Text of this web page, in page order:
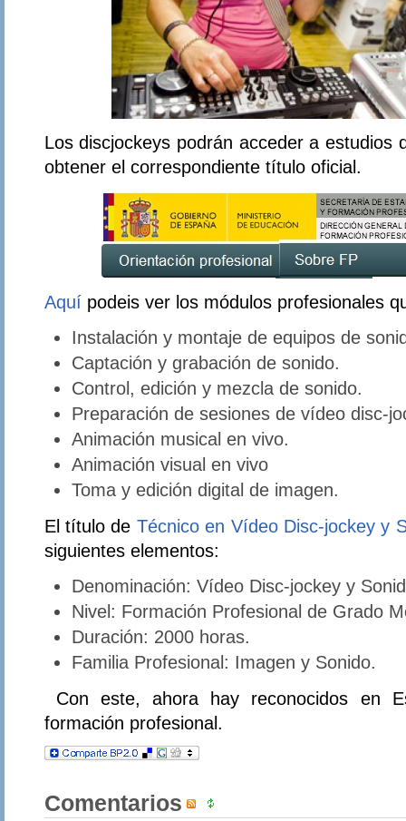
Los discjockeys podrán acceder a estudios
obtener el correspondiente título oficial.
Aquí podeis ver los módulos profesionales
Instalación y montaje de equipos de
Captación y grabación de sonido.
Control, edición y mezcla de sonido.
Preparación de sesiones de vídeo disc-
Animación musical en vivo.
Animación visual en vivo
Toma y edición digital de imagen.
El título de Técnico en Vídeo Disc-jockey y
siguientes elementos:
Denominación: Vídeo Disc-jockey y
Nivel: Formación Profesional de Grado
Duración: 2000 horas.
Familia Profesional: Imagen y Sonido.
Con este, ahora hay reconocidos en
formación profesional.
Comentarios